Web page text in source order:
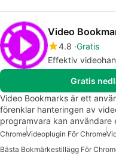
Video
4.8 Gratis
Effektiv
Gratis
Video Bookmarks är ett
förenklar hanteringen av
programvara kan
ChromeVideoplugin För Chrome
Bästa Bokmärkestillägg För